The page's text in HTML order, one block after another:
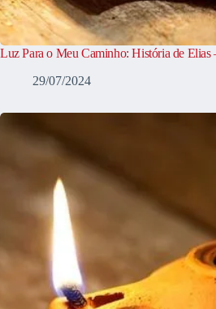
Luz Para o Meu Caminho: História de Elias
29/07/2024